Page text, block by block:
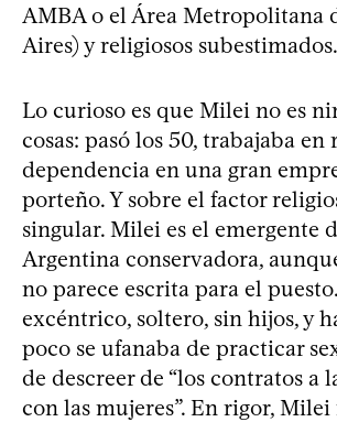
AMBA o el Área Metropolitana
Aires) y religiosos subestimados.
Lo curioso es que Milei no es
cosas: pasó los 50, trabajaba en
dependencia en una gran
porteño. Y sobre el factor
singular. Milei es el emergente
Argentina conservadora,
no parece escrita para el
excéntrico, soltero, sin hijos, y
poco se ufanaba de practicar
de descreer de “los contratos a
con las mujeres”. En rigor, Milei